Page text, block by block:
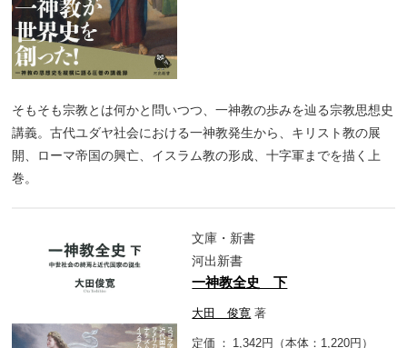
そもそも宗教とは何かと問いつつ、一神教の歩みを辿る宗教思想史
講義。古代ユダヤ社会における一神教発生から、キリスト教の展
開、ローマ帝国の興亡、イスラム教の形成、十字軍までを描く上
巻。
文庫・新書
河出新書
一神教全史 下
大田 俊寛 著
定価
1,342円（本体：1,220円）